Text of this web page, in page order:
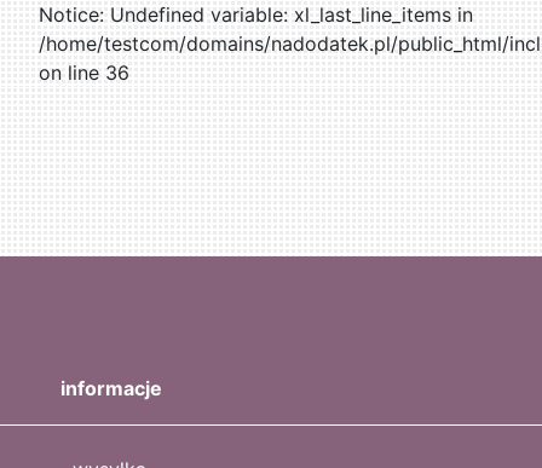
Notice: Undefined variable: xl_last_line_items in
/home/testcom/domains/nadodatek.pl/public_html/
on line 36
informacje